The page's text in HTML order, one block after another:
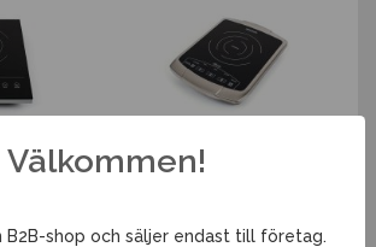
Välkommen!
B2B-shop och säljer endast till företag.